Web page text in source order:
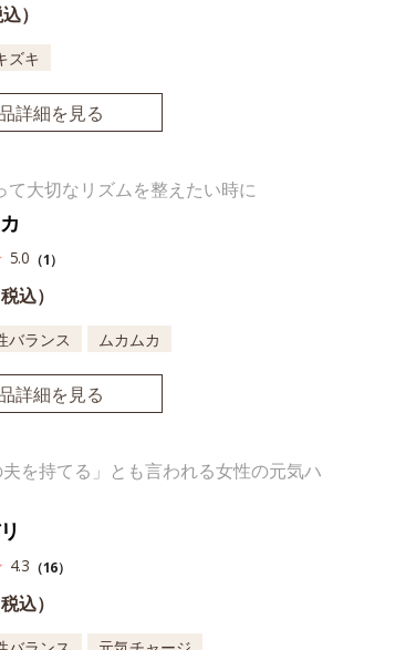
）
ズキ
詳細を見る
て大切なリズムを整えたい時に
5.0 （1）
込）
バランス ムカムカ
詳細を見る
夫を持てる」とも言われる女性の元気ハ
4.3 （16）
込）